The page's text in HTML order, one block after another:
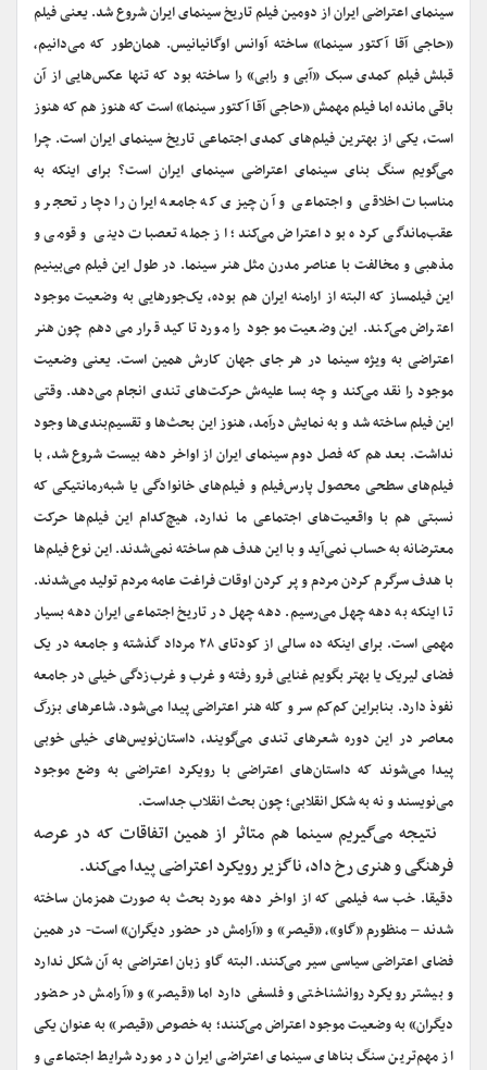
سینمای اعتراضی ایران از دومین فیلم تاریخ سینمای ایران شروع شد. یعنی فیلم
«حاجی آقا آکتور سینما» ساخته آوانس اوگانیانیس. همان‌طور که می‌دانیم،
قبلش فیلم کمدی سبک «آبی و رابی» را ساخته بود که تنها عکس‌هایی از آن
باقی مانده اما فیلم مهمش «حاجی آقا آکتور سینما» است که هنوز هم که هنوز
است، یکی از بهترین فیلم‌های کمدی اجتماعی تاریخ سینمای ایران است. چرا
می‌گویم سنگ بنای سینمای اعتراضی سینمای ایران است؟ برای اینکه به
مناسبات اخلاقی و اجتماعی و آن چیزی که جامعه ایران را دچار تحجر و
عقب‌‌ماندگی کرده بود اعتراض می‌کند؛ از جمله تعصبات دینی و قومی و
مذهبی و مخالفت با عناصر مدرن مثل هنر سینما. در طول این فیلم می‌بینیم
این فیلمساز که البته از ارامنه ایران هم بوده، یک‌جورهایی به وضعیت موجود
اعتراض می‌کند. این وضعیت موجود را مورد تاکید قرار می‌دهم چون هنر
اعتراضی به ویژه سینما در هر جای جهان کارش همین است. یعنی وضعیت
موجود را نقد می‌کند و چه بسا علیه‌ش حرکت‌های تندی انجام می‌دهد. وقتی
این فیلم ساخته شد و به نمایش درآمد، هنوز این بحث‌ها و تقسیم‌بندی‌ها وجود
نداشت. بعد هم که فصل دوم سینمای ایران از اواخر دهه بیست شروع شد، با
فیلم‌های سطحی محصول پارس‌فیلم و فیلم‌های خانوادگی یا شبه‌رمانتیکی که
نسبتی هم با واقعیت‌های اجتماعی ما ندارد، هیچ‌کدام این فیلم‌ها حرکت
معترضانه به حساب نمی‌آید و با این هدف هم ساخته نمی‌شدند. این نوع فیلم‌ها
با هدف سرگرم کردن مردم و پر کردن اوقات فراغت عامه مردم تولید می‌شدند.
تا اینکه به دهه چهل می‌رسیم. دهه چهل در تاریخ اجتماعی ایران دهه بسیار
مهمی است. برای اینکه ده سالی از کودتای ۲۸ مرداد گذشته و جامعه در یک
فضای لیریک یا بهتر بگویم غنایی فرو رفته و غرب و غرب‌زدگی خیلی در جامعه
نفوذ دارد. بنابراین کم‌کم سر و کله هنر اعتراضی پیدا می‌شود. شاعرهای بزرگ
معاصر در این دوره شعرهای تندی می‌گویند، داستان‌نویس‌های خیلی خوبی
پیدا می‌شوند که داستان‌های اعتراضی با رویکرد اعتراضی به وضع موجود
می‌نویسند و نه به شکل انقلابی؛ چون بحث انقلاب جداست.
‌‌نتیجه می‌گیریم سینما هم متاثر از همین اتفاقات که در عرصه
فرهنگی و هنری رخ داد، ناگزیر رویکرد اعتراضی پیدا می‌کند.
دقیقا. خب سه فیلمی که از اواخر دهه مورد بحث به صورت همزمان ساخته
شدند – منظورم «گاو»، «قیصر» و «آرامش در حضور دیگران» است- در همین
فضای اعتراضی سیاسی سیر می‌کنند. البته گاو زبان اعتراضی به آن شکل ندارد
و بیشتر رویکرد روانشناختی و فلسفی دارد اما «قیصر» و «آرامش در حضور
دیگران» به وضعیت موجود اعتراض می‌کنند؛ به خصوص «قیصر» به عنوان یکی
از مهم‌ترین سنگ بناهای سینمای اعتراضی ایران در مورد شرایط اجتماعی و